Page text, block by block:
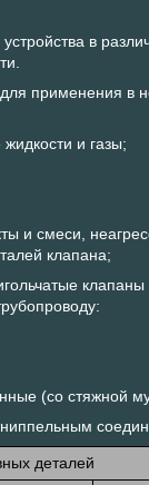
в
применения в
и газы;
и смеси,
клапана;
(со стяжной
деталей